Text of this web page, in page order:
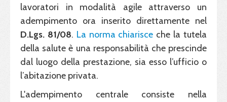
lavoratori in modalità agile attraverso un
adempimento ora inserito direttamente nel
D.Lgs. 81/08. La norma chiarisce che la tutela
della salute è una responsabilità che prescinde
dal luogo della prestazione, sia esso l’ufficio o
l’abitazione privata.
L'adempimento centrale consiste nella